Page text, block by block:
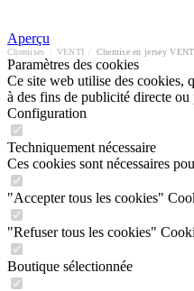
Aperçu
Chemises VENTI Chemise en jersey
Paramètres des cookies
Ce site web utilise des cookies,
à des fins de publicité directe
Configuration
Techniquement nécessaire
Ces cookies sont nécessaires
"Accepter tous les cookies"
"Refuser tous les cookies"
Boutique sélectionnée